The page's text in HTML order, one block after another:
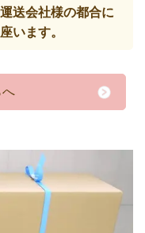
送会社様の都合に
います。
へ